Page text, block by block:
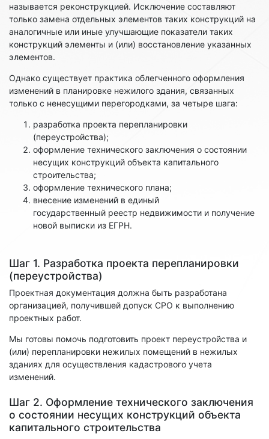
называется реконструкцией. Исключение составляют
только замена отдельных элементов таких конструкций на
аналогичные или иные улучшающие показатели таких
конструкций элементы и (или) восстановление указанных
элементов.
Однако существует практика облегченного оформления
изменений в планировке нежилого здания, связанных
только с ненесущими перегородками, за четыре шага:
разработка проекта перепланировки
(переустройства);
оформление технического заключения о состоянии
несущих конструкций объекта капитального
строительства;
оформление технического плана;
внесение изменений в единый
государственный реестр недвижимости и получение
новой выписки из ЕГРН.
Шаг 1. Разработка проекта перепланировки
(переустройства)
Проектная документация должна быть разработана
организацией, получившей допуск СРО к выполнению
проектных работ.
Мы готовы помочь подготовить проект переустройства и
(или) перепланировки нежилых помещений в нежилых
зданиях для осуществления кадастрового учета
изменений.
Шаг 2. Оформление технического заключения
о состоянии несущих конструкций объекта
капитального строительства